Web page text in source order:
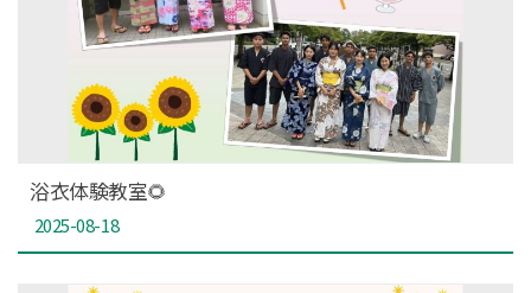
浴衣体験教室🌻
2025-08-18